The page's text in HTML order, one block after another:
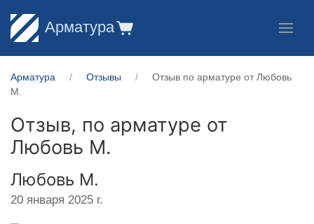
Арматура
Арматура Отзывы
Отзыв по арматуре от Любовь
М.
Отзыв, по арматуре от
Любовь М.
Любовь М.
20 января 2025 г.